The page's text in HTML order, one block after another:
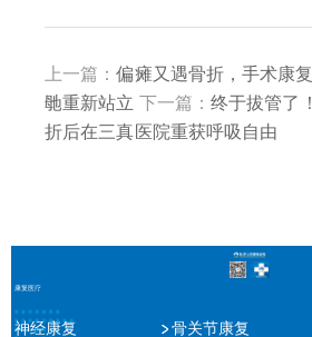
上一篇：偏瘫又遇骨折，手术康
毑重新站立 下一篇： 终于拔管了
折后在三真医院重获呼吸自由
康复医疗
神经康复 骨关节康复